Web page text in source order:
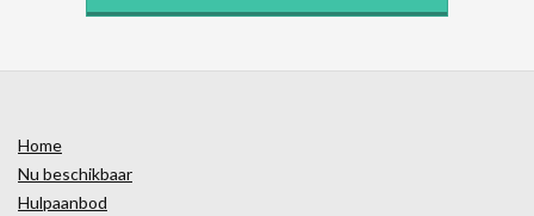
Home
Nu beschikbaar
Hulpaanbod